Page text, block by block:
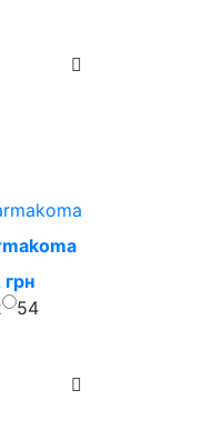
54